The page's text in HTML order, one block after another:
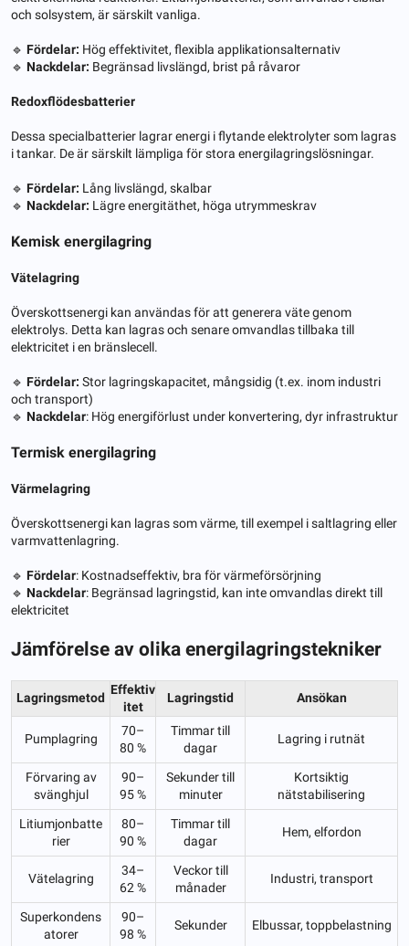
och solsystem, är särskilt vanliga.
🔹 Fördelar: Hög effektivitet, flexibla applikationsalternativ
🔹 Nackdelar: Begränsad livslängd, brist på råvaror
Redoxflödesbatterier
Dessa specialbatterier lagrar energi i flytande elektrolyter som lagras
i tankar. De är särskilt lämpliga för stora energilagringslösningar.
🔹 Fördelar: Lång livslängd, skalbar
🔹 Nackdelar: Lägre energitäthet, höga utrymmeskrav
Kemisk energilagring
Vätelagring
Överskottsenergi kan användas för att generera väte genom
elektrolys. Detta kan lagras och senare omvandlas tillbaka till
elektricitet i en bränslecell.
🔹 Fördelar: Stor lagringskapacitet, mångsidig (t.ex. inom industri
och transport)
🔹 Nackdelar: Hög energiförlust under konvertering, dyr infrastruktur
Termisk energilagring
Värmelagring
Överskottsenergi kan lagras som värme, till exempel i saltlagring eller
varmvattenlagring.
🔹 Fördelar: Kostnadseffektiv, bra för värmeförsörjning
🔹 Nackdelar: Begränsad lagringstid, kan inte omvandlas direkt till
elektricitet
Jämförelse av olika energilagringstekniker
Lagringsmetod
Effektiv
itet
Lagringstid Ansökan
Pumplagring
70–
80 %
Timmar till
dagar
Lagring i rutnät
Förvaring av
svänghjul
90–
95 %
Sekunder till
minuter
Kortsiktig
nätstabilisering
Litiumjonbatte
rier
80–
90 %
Timmar till
dagar
Hem, elfordon
Vätelagring
34–
62 %
Veckor till
månader
Industri, transport
Superkondens
atorer
90–
98 %
Sekunder Elbussar, toppbelastning